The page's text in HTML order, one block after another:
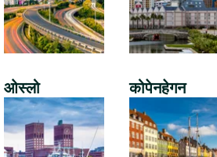
ओस्लो कोपेनहेगन